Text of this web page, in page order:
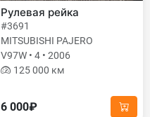
Рулевая рейка
#3691
MITSUBISHI PAJERO
V97W • 4 • 2006
125 000 км
6 000₽